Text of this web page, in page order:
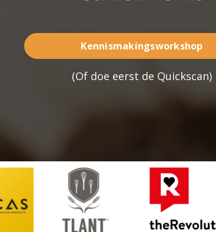
Kennismakingsworkshop
(Of doe eerst de Quickscan)